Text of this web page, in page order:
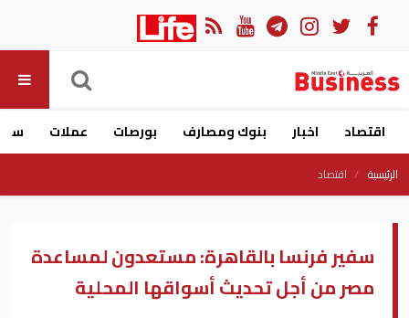
اقتصاد اخبار بنوك ومصارف بورصات عملات
الرئيسية اقتصاد
سفير فرنسا بالقاهرة: مستعدون لمساعدة
مصر من أجل تحديث أسواقها المحلية